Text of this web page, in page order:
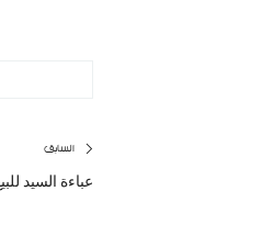
تصفّح
المقالات
السابق
المقال
عباءة السيد